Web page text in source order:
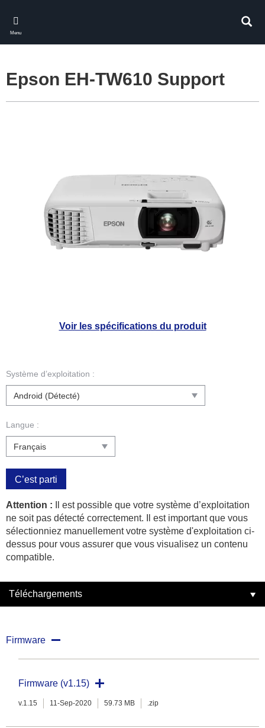
main
content
Menu
Voir les spécifications du produit
Epson EH-TW610 Support
Système d’exploitation :
Langue :
C’est parti
Attention : Il est possible que votre système d’exploitation
ne soit pas détecté correctement. Il est important que vous
sélectionniez manuellement votre système d'exploitation ci-
dessus pour vous assurer que vous visualisez un contenu
compatible.
Téléchargements
Firmware
Firmware (v1.15)
v.1.15 11-Sep-2020 59.73 MB .zip